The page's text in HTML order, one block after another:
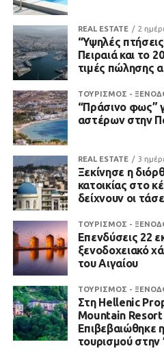
REAL ESTATE 2
“Υψηλές
Πειραιά και το
τιμές πώλησης
ΤΟΥΡΙΣΜΟΣ -
“Πράσινο φως”
αστέρων στην
REAL ESTATE 3
Ξεκίνησε η
κατοικίας στο
δείχνουν οι
ΤΟΥΡΙΣΜΟΣ -
Επενδύσεις 22
ξενοδοχειακό
του Αιγαίου
ΤΟΥΡΙΣΜΟΣ -
Στη Hellenic
Mountain Resort
Επιβεβαιώθηκε
τουρισμού στην